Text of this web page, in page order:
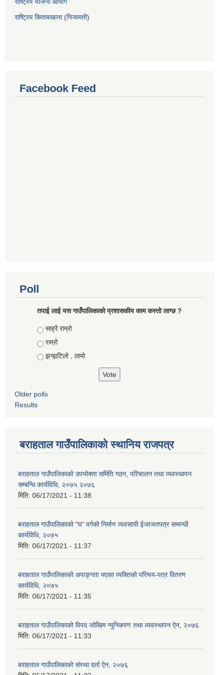
राष्ट्रिय योजना आयोग
राष्ट्रिय किताबखाना (निजामती)
Facebook Feed
Poll
तपाई लाई यस गाउँपालिकाको प्रशासकीय काम कस्तो लाग्छ ?
Choices
साह्रै राम्रो
राम्रो
झन्झटिलो , लामो
Older polls
Results
बराहताल गाउँपालिकाको स्थानिय राजपत्र
बराहताल गाउँपालिकाको उपभोक्ता समिति गठन, परिचालन तथा व्यवस्थापन
सम्बन्धि कार्यविधि, २०७५ २०७६
मिति: 06/17/2021 - 11:38
बराहताल गाउँपालिकाको "घ" वर्गको निर्माण व्यवसायी ईजाजतपत्र सम्वन्धी
कार्यविधि, २०७५
मिति: 06/17/2021 - 11:37
बराहताल गाउँपालिकाको अपाङ्गता भएका व्यक्तिको परिचय-पत्र वितरण
कार्यविधि, २०७५
मिति: 06/17/2021 - 11:35
बराहताल गाउँपालिकाको विपद जोखिम न्युनिकरण तथा व्यवस्थापन ऐन, २०७६
मिति: 06/17/2021 - 11:33
बराहताल गाउँपालिकाको संस्था दर्ता ऐन, २०७६